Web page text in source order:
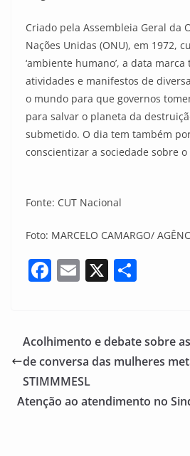
Criado pela Assembleia Geral da
Nações Unidas (ONU), em 1972,
‘ambiente humano’, a data marca
atividades e manifestos de
o mundo para que governos
para salvar o planeta da
submetido. O dia tem também
conscientizar a sociedade sobre o
Fonte: CUT Nacional
Foto: MARCELO CAMARGO/
F
e
b
o
o
E
l
X
e
Acolhimento e debate sobre
de conversa das mulheres
STIMMMESL
Atenção ao atendimento no